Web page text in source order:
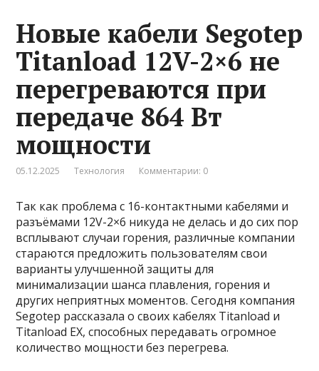
Новые кабели Segotep
Titanload 12V-2×6 не
перегреваются при
передаче 864 Вт
мощности
05.12.2025 Технология Комментарии: 0
Так как проблема с 16-контактными кабелями и
разъёмами 12V-2×6 никуда не делась и до сих пор
всплывают случаи горения, различные компании
стараются предложить пользователям свои
варианты улучшенной защиты для
минимализации шанса плавления, горения и
других неприятных моментов. Сегодня компания
Segotep рассказала о своих кабелях Titanload и
Titanload EX, способных передавать огромное
количество мощности без перегрева.